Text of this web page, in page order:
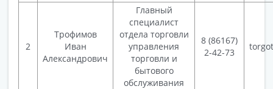
2
Трофимов
Иван
Александрович
Главный
специалист
отдела торговли
управления
торговли и
бытового
обслуживания
8 (86167)
2-42-73